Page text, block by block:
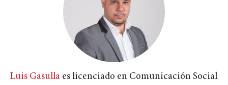
Luis Gasulla es licenciado en Comunicación Social